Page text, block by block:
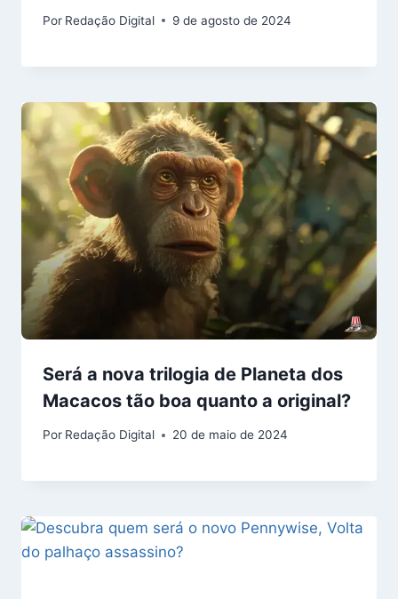
Por Redação Digital 9 de agosto de 2024
Será a nova trilogia de Planeta dos
Macacos tão boa quanto a original?
Por Redação Digital 20 de maio de 2024